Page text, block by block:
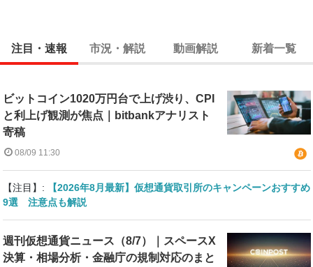
注目・速報 市況・解説 動画解説 新着一覧
ビットコイン1020万円台で上げ渋り、CPI
と利上げ観測が焦点｜bitbankアナリスト
寄稿
08/09 11:30
【注目】:
【2026年8月最新】仮想通貨取引所のキャンペーンおすすめ
9選 注意点も解説
週刊仮想通貨ニュース（8/7）｜スペースX
決算・相場分析・金融庁の規制対応のまと